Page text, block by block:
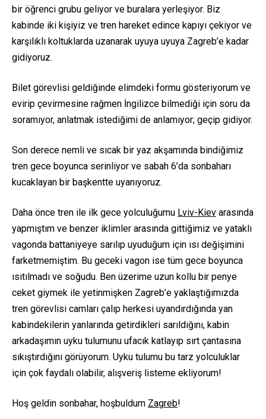
bir öğrenci grubu geliyor ve buralara yerleşiyor. Biz
kabinde iki kişiyiz ve tren hareket edince kapıyı çekiyor ve
karşılıklı koltuklarda uzanarak uyuya uyuya Zagreb’e kadar
gidiyoruz.
Bilet görevlisi geldiğinde elimdeki formu gösteriyorum ve
evirip çevirmesine rağmen İngilizce bilmediği için soru da
soramıyor, anlatmak istediğimi de anlamıyor; geçip gidiyor.
Son derece nemli ve sıcak bir yaz akşamında bindiğimiz
tren gece boyunca serinliyor ve sabah 6’da sonbaharı
kucaklayan bir başkentte uyanıyoruz.
Daha önce tren ile ilk gece yolculuğumu Lviv-Kiev arasında
yapmıştım ve benzer iklimler arasında gittiğimiz ve yataklı
vagonda battaniyeye sarılıp uyuduğum için ısı değişimini
farketmemiştim. Bu geceki vagon ise tüm gece boyunca
ısıtılmadı ve soğudu. Ben üzerime uzun kollu bir penye
ceket giymek ile yetinmişken Zagreb’e yaklaştığımızda
tren görevlisi camları çalıp herkesi uyandırdığında yan
kabindekilerin yanlarında getirdikleri sarıldığını, kabin
arkadaşımın uyku tulumunu ufacık katlayıp sırt çantasına
sıkıştırdığını görüyorum. Uyku tulumu bu tarz yolculuklar
için çok faydalı olabilir, alışveriş listeme ekliyorum!
Hoş geldin sonbahar, hoşbuldum Zagreb!